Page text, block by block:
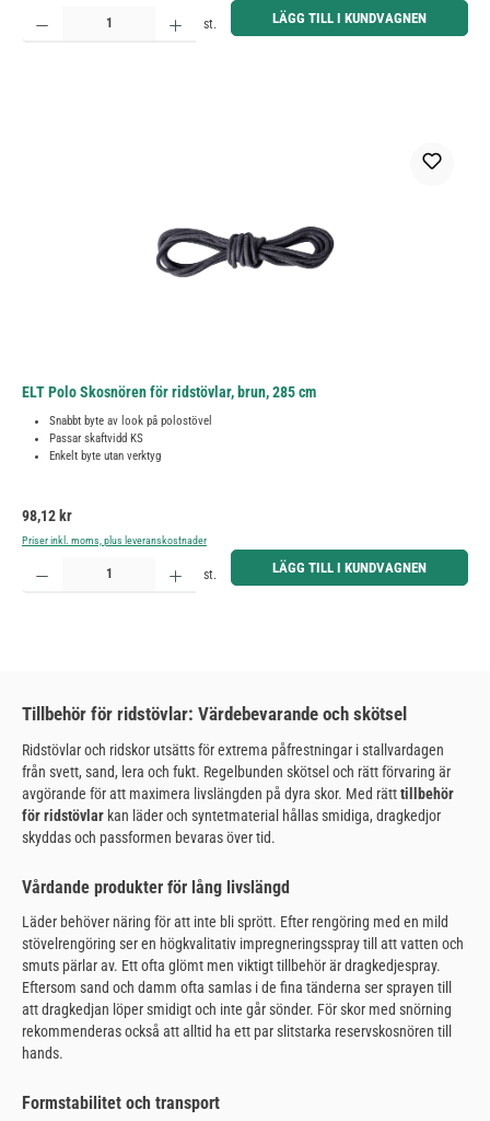
Produktkvantitet: Ange önskat belopp eller använd knapparna för att öka eller minska kvantiteten.
st. LÄGG TILL I KUNDVAGNEN
ELT Polo Skosnören för ridstövlar, brun, 285 cm
Snabbt byte av look på polostövel
Passar skaftvidd KS
Enkelt byte utan verktyg
Ordinarie pris:
98,12 kr
Priser inkl. moms, plus leveranskostnader
Produktkvantitet: Ange önskat belopp eller använd knapparna för att öka eller minska kvantiteten.
st. LÄGG TILL I KUNDVAGNEN
Tillbehör för ridstövlar: Värdebevarande och skötsel
Ridstövlar och ridskor utsätts för extrema påfrestningar i stallvardagen
från svett, sand, lera och fukt. Regelbunden skötsel och rätt förvaring är
avgörande för att maximera livslängden på dyra skor. Med rätttillbehör
för ridstövlar kan läder och syntetmaterial hållas smidiga, dragkedjor
skyddas och passformen bevaras över tid.
Vårdande produkter för lång livslängd
Läder behöver näring för att inte bli sprött. Efter rengöring med en mild
stövelrengöring ser en högkvalitativ impregneringsspray till att vatten och
smuts pärlar av. Ett ofta glömt men viktigt tillbehör är dragkedjespray.
Eftersom sand och damm ofta samlas i de fina tänderna ser sprayen till
att dragkedjan löper smidigt och inte går sönder. För skor med snörning
rekommenderas också att alltid ha ett par slitstarka reservskosnören till
hands.
Formstabilitet och transport